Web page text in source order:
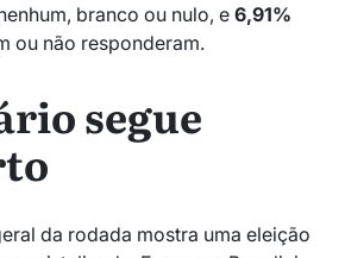
branco ou nulo, e 6,91%
ou não responderam.
segue
da rodada mostra uma eleição